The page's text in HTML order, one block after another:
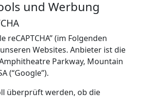
und Werbung
reCAPTCHA” (im Folgenden
unseren Websites. Anbieter ist die
Parkway, Mountain
(“Google”).
überprüft werden, ob die